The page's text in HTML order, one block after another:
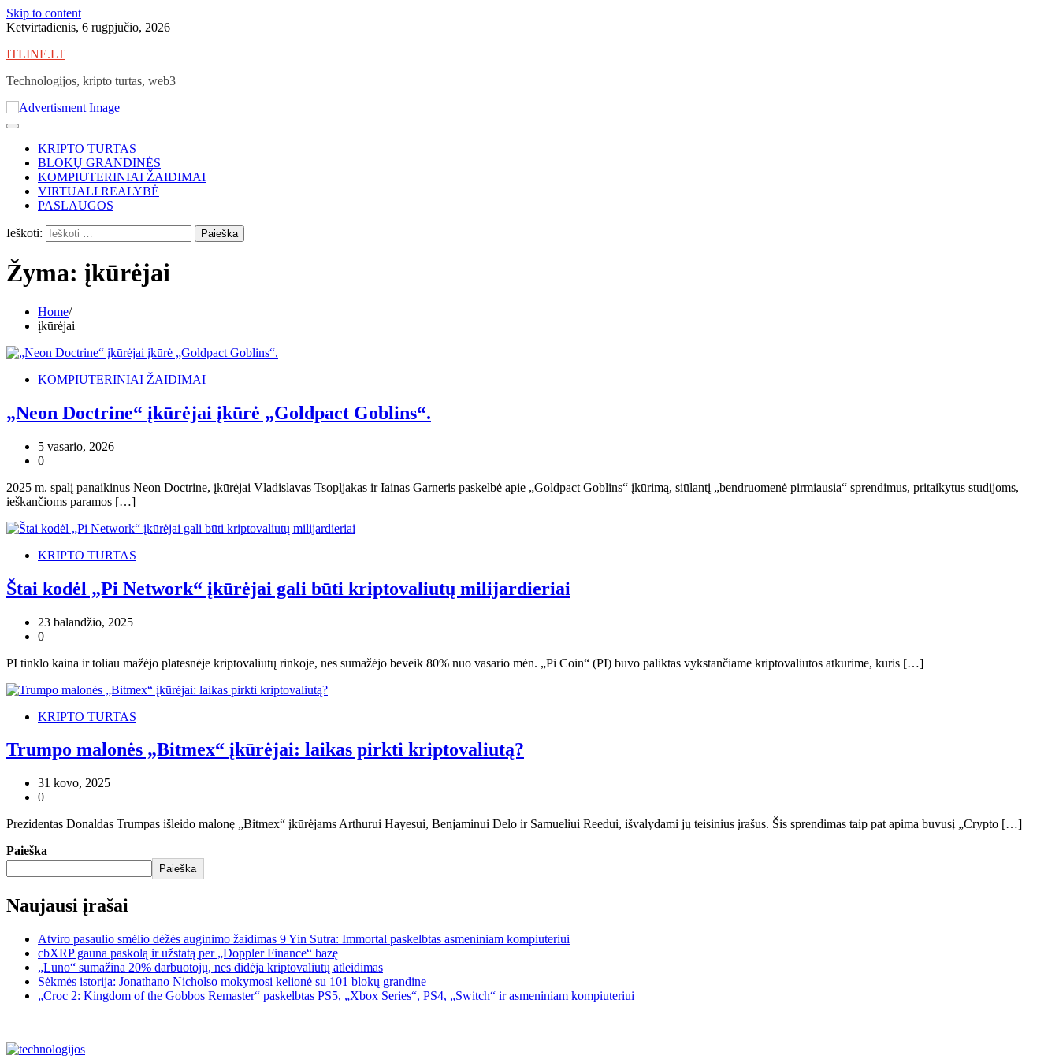
Skip to content
Ketvirtadienis, 6 rugpjūčio, 2026
ITLINE.LT
Technologijos, kripto turtas, web3
KRIPTO TURTAS
BLOKŲ GRANDINĖS
KOMPIUTERINIAI ŽAIDIMAI
VIRTUALI REALYBĖ
PASLAUGOS
Ieškoti:
Žyma: įkūrėjai
Home
įkūrėjai
KOMPIUTERINIAI ŽAIDIMAI
„Neon Doctrine“ įkūrėjai įkūrė „Goldpact Goblins“.
5 vasario, 2026
0
2025 m. spalį panaikinus Neon Doctrine, įkūrėjai Vladislavas Tsopljakas ir Iainas Garneris paskelbė apie „Goldpact Goblins“ įkūrimą, siūlantį „bendruomenė pirmiausia“ sprendimus, pritaikytus studijoms,
ieškančioms paramos […]
KRIPTO TURTAS
Štai kodėl „Pi Network“ įkūrėjai gali būti kriptovaliutų milijardieriai
23 balandžio, 2025
0
PI tinklo kaina ir toliau mažėjo platesnėje kriptovaliutų rinkoje, nes sumažėjo beveik 80% nuo vasario mėn. „Pi Coin“ (PI) buvo paliktas vykstančiame kriptovaliutos atkūrime, kuris […]
KRIPTO TURTAS
Trumpo malonės „Bitmex“ įkūrėjai: laikas pirkti kriptovaliutą?
31 kovo, 2025
0
Prezidentas Donaldas Trumpas išleido malonę „Bitmex“ įkūrėjams Arthurui Hayesui, Benjaminui Delo ir Samueliui Reedui, išvalydami jų teisinius įrašus. Šis sprendimas taip pat apima buvusį „Crypto […]
Paieška
Paieška
Naujausi įrašai
Atviro pasaulio smėlio dėžės auginimo žaidimas 9 Yin Sutra: Immortal paskelbtas asmeniniam kompiuteriui
cbXRP gauna paskolą ir užstatą per „Doppler Finance“ bazę
„Luno“ sumažina 20% darbuotojų, nes didėja kriptovaliutų atleidimas
Sėkmės istorija: Jonathano Nicholso mokymosi kelionė su 101 blokų grandine
„Croc 2: Kingdom of the Gobbos Remaster“ paskelbtas PS5, „Xbox Series“, PS4, „Switch“ ir asmeniniam kompiuteriui